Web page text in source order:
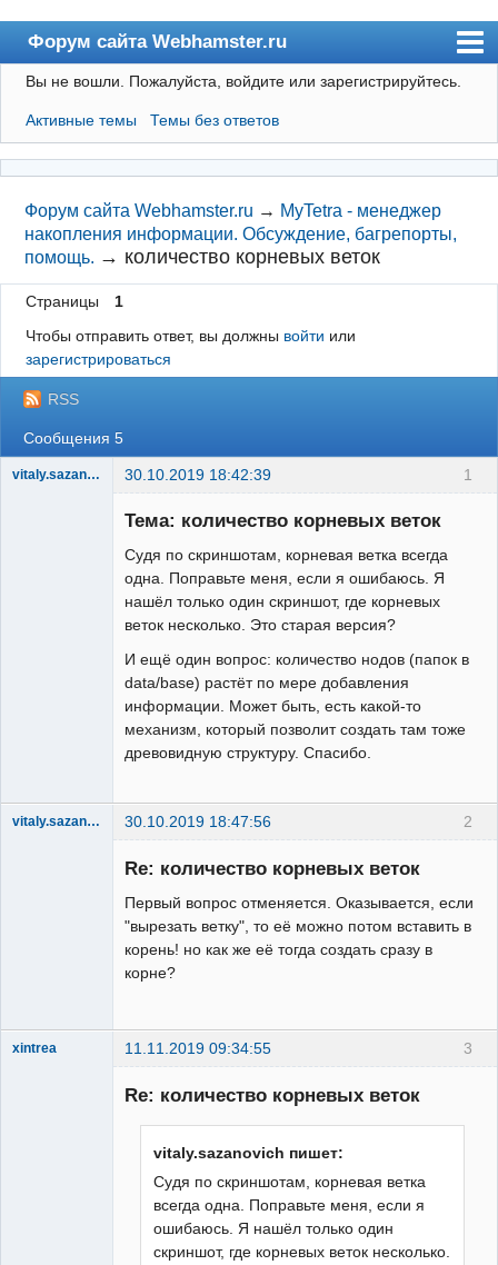
Форум сайта Webhamster.ru
Форум
Пользователи
Поиск
Регистрация
Вход
Webhamster.ru
Вы не вошли. Пожалуйста, войдите или зарегистрируйтесь.
Активные темы Темы без ответов
Форум сайта Webhamster.ru → MyTetra - менеджер
накопления информации. Обсуждение, багрепорты,
помощь. → количество корневых веток
Страницы
1
Чтобы отправить ответ, вы должны войти или
зарегистрироваться
RSS
Сообщения 5
1
vitaly.sazanovich 30.10.2019 18:42:39
Тема: количество корневых веток
Судя по скриншотам, корневая ветка всегда
одна. Поправьте меня, если я ошибаюсь. Я
нашёл только один скриншот, где корневых
веток несколько. Это старая версия?
И ещё один вопрос: количество нодов (папок в
data/base) растёт по мере добавления
информации. Может быть, есть какой-то
механизм, который позволит создать там тоже
древовидную структуру. Спасибо.
2
vitaly.sazanovich 30.10.2019 18:47:56
Re: количество корневых веток
Первый вопрос отменяется. Оказывается, если
"вырезать ветку", то её можно потом вставить в
корень! но как же её тогда создать сразу в
корне?
3
xintrea 11.11.2019 09:34:55
Re: количество корневых веток
vitaly.sazanovich пишет:
Судя по скриншотам, корневая ветка
всегда одна. Поправьте меня, если я
ошибаюсь. Я нашёл только один
скриншот, где корневых веток несколько.